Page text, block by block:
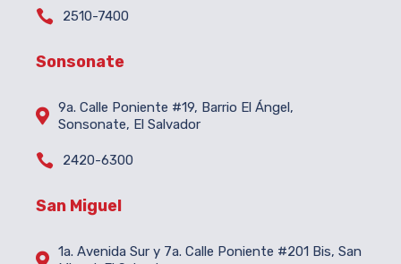
 2510-7400
Sonsonate
 9a. Calle Poniente #19, Barrio El Ángel,
Sonsonate, El Salvador
 2420-6300
San Miguel
1a. Avenida Sur y 7a. Calle Poniente #201 Bis, San